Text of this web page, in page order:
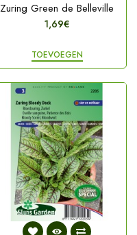
Zuring Green de Belleville
1,69€
TOEVOEGEN